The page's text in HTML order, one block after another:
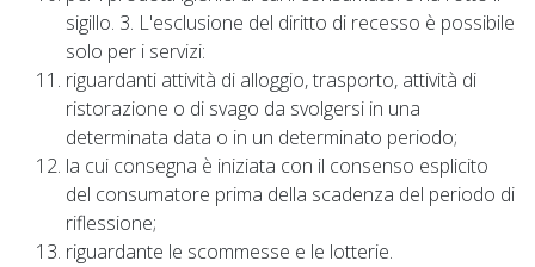
sigillo. 3. L'esclusione del diritto di recesso è possibile
solo per i servizi:
riguardanti attività di alloggio, trasporto, attività di
ristorazione o di svago da svolgersi in una
determinata data o in un determinato periodo;
la cui consegna è iniziata con il consenso esplicito
del consumatore prima della scadenza del periodo di
riflessione;
riguardante le scommesse e le lotterie.